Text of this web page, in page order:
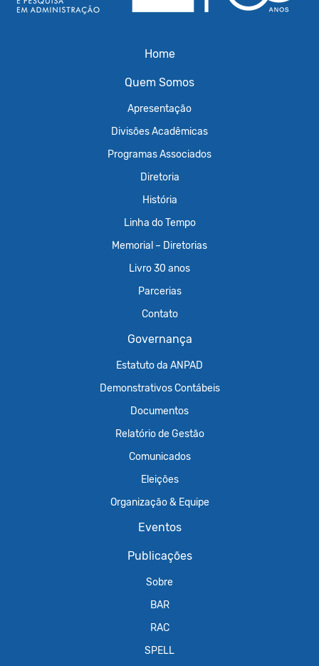
Home
Quem Somos
Apresentação
Divisões Acadêmicas
Programas Associados
Diretoria
História
Linha do Tempo
Memorial – Diretorias
Livro 30 anos
Parcerias
Contato
Governança
Estatuto da ANPAD
Demonstrativos Contábeis
Documentos
Relatório de Gestão
Comunicados
Eleições
Organização & Equipe
Eventos
Publicações
Sobre
BAR
RAC
SPELL